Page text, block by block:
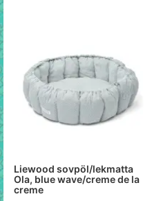
Liewood sovpöl/lekmatta
Ola, blue wave/creme de la
creme